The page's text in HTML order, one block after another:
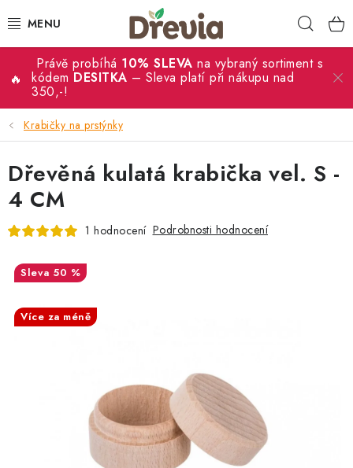
na
SVATBA 💍
DÁRKY
KUCHYŇSKÉ POTŘEBY
DEKORACE
PŘÍLEŽITOSTI
MATERIÁLY A TVOŘENÍ
Právě probíhá 10% SLEVA na vybraný sortiment s
kódem DESITKA – Sleva platí při nákupu nad
350,-!
Krabičky na prstýnky
Dřevěná kulatá krabička vel. S -
4 CM
1 hodnocení Podrobnosti hodnocení
50 %
Více za méně